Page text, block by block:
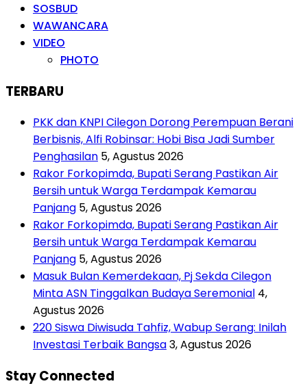
SOSBUD
WAWANCARA
VIDEO
PHOTO
TERBARU
PKK dan KNPI Cilegon Dorong Perempuan Berani
Berbisnis, Alfi Robinsar: Hobi Bisa Jadi Sumber
Penghasilan 5, Agustus 2026
Rakor Forkopimda, Bupati Serang Pastikan Air
Bersih untuk Warga Terdampak Kemarau
Panjang 5, Agustus 2026
Rakor Forkopimda, Bupati Serang Pastikan Air
Bersih untuk Warga Terdampak Kemarau
Panjang 5, Agustus 2026
Masuk Bulan Kemerdekaan, Pj Sekda Cilegon
Minta ASN Tinggalkan Budaya Seremonial 4,
Agustus 2026
220 Siswa Diwisuda Tahfiz, Wabup Serang: Inilah
Investasi Terbaik Bangsa3, Agustus 2026
Stay Connected